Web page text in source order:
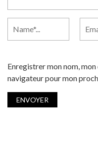
Enregistrer mon nom,
navigateur pour mon